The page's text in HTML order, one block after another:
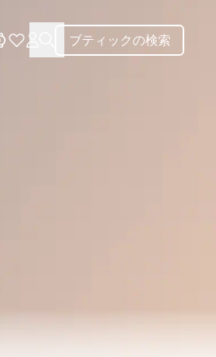
ブティックの検索
閉じる
閉じる